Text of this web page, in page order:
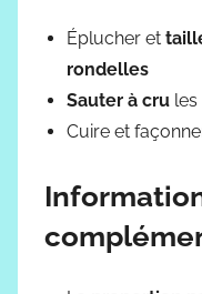
Éplucher et
rondelles
Sauter à cru
Cuire et